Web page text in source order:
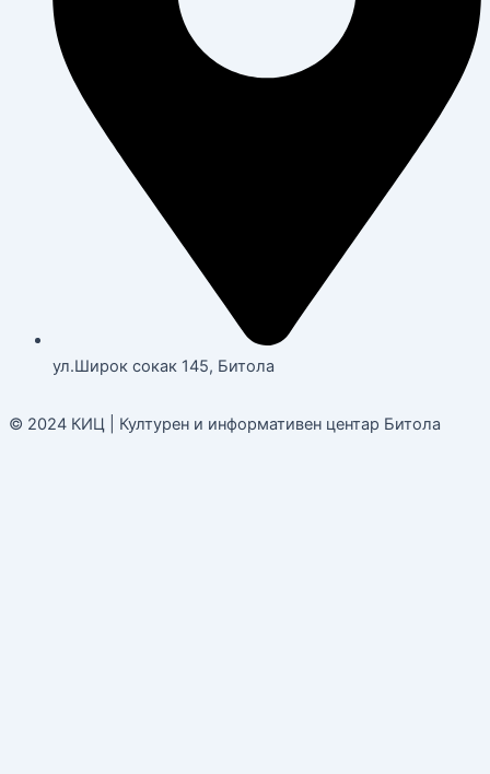
ул.Широк сокак 145, Битола
© 2024 КИЦ | Културен и информативен центар Битола